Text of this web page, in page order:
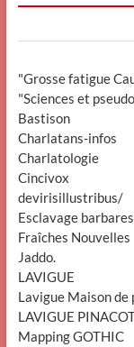
"Grosse fatigue
"Sciences et
Bastison
Charlatans-infos
Charlatologie
Cincivox
devirisillustribus/
Esclavage
Fraîches Nouvelles
Jaddo.
LAVIGUE
Lavigue Maison de
LAVIGUE
Mapping GOTHIC